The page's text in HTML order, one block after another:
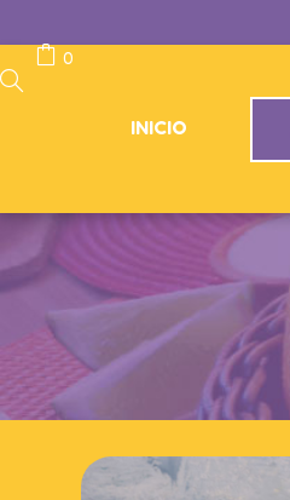
INICIO
0